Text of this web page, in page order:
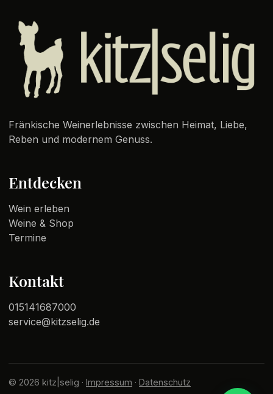
Fränkische Weinerlebnisse zwischen Heimat, Liebe,
Reben und modernem Genuss.
Entdecken
Wein erleben
Weine & Shop
Termine
Kontakt
015141687000
service@kitzselig.de
© 2026 kitz|selig · Impressum · Datenschutz